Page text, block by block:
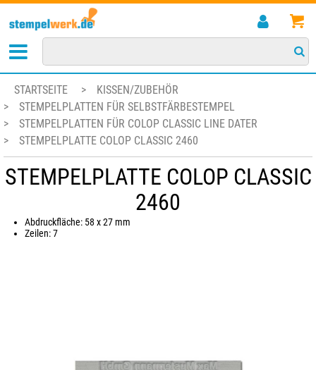
STARTSEITE >
KISSEN/ZUBEHÖR
>
STEMPELPLATTEN FÜR SELBSTFÄRBESTEMPEL
>
STEMPELPLATTEN FÜR COLOP CLASSIC LINE DATER
>
STEMPELPLATTE COLOP CLASSIC 2460
STEMPELPLATTE COLOP CLASSIC
2460
Abdruckfläche: 58 x 27 mm
Zeilen: 7